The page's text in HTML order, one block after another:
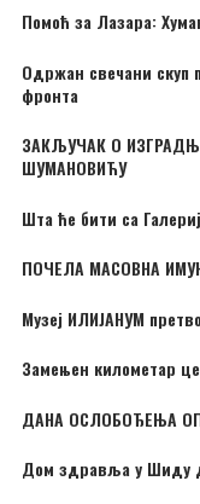
Помоћ за Лазара:
Одржан свечани скуп
фронта
ЗАКЉУЧАК О
ШУМАНОВИЋУ
Шта ће бити са
ПОЧЕЛА МАСОВНА
Музеј ИЛИЈАНУМ
Замењен километар
ДАНА ОСЛОБОЂЕЊА
Дом здравља у Шиду